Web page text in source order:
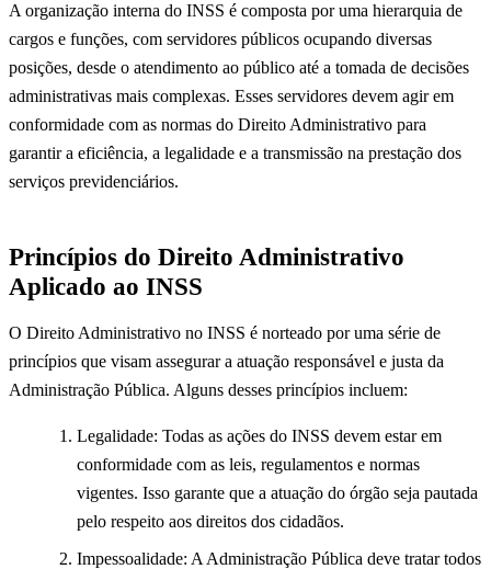
A organização interna do INSS é composta por uma hierarquia de
cargos e funções, com servidores públicos ocupando diversas
posições, desde o atendimento ao público até a tomada de decisões
administrativas mais complexas. Esses servidores devem agir em
conformidade com as normas do Direito Administrativo para
garantir a eficiência, a legalidade e a transmissão na prestação dos
serviços previdenciários.
Princípios do Direito Administrativo
Aplicado ao INSS
O Direito Administrativo no INSS é norteado por uma série de
princípios que visam assegurar a atuação responsável e justa da
Administração Pública. Alguns desses princípios incluem:
Legalidade: Todas as ações do INSS devem estar em
conformidade com as leis, regulamentos e normas
vigentes. Isso garante que a atuação do órgão seja pautada
pelo respeito aos direitos dos cidadãos.
Impessoalidade: A Administração Pública deve tratar todos